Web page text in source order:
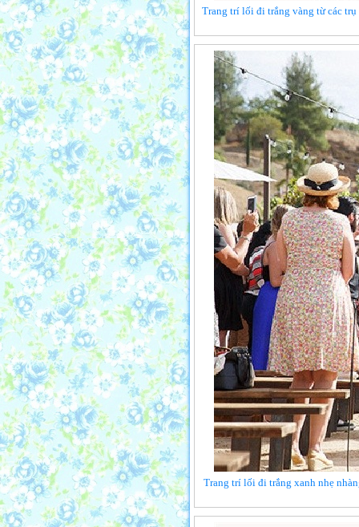
Trang trí lối đi trắng vàng từ các
Trang trí lối đi trắng xanh nhẹ